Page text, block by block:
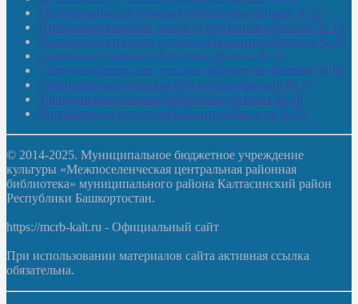
Малокачаковская сельская библиотека-филиал № 12
Нижнекачмашевская сельская библиотека-филиал № 14
Новокильбахтинская сельская библиотека-филиал № 19
Сазовская сельская библиотека-филиал № 20
Староорьебашевская сельская библиотека-филиал № 16
Старояшевская сельская библиотека-филиал № 17
Тюльдинская сельская библиотека-филиал № 18
Чилибеевская сельская библиотека-филиал № 10
© 2014-2025. Муниципальное бюджетное учреждение
культуры «Межпоселенческая центральная районная
библиотека» муниципального района Калтасинский район
Республики Башкортостан.
https://mcrb-kalt.ru - Официальный сайт
При использовании материалов сайта активная ссылка
обязательна.